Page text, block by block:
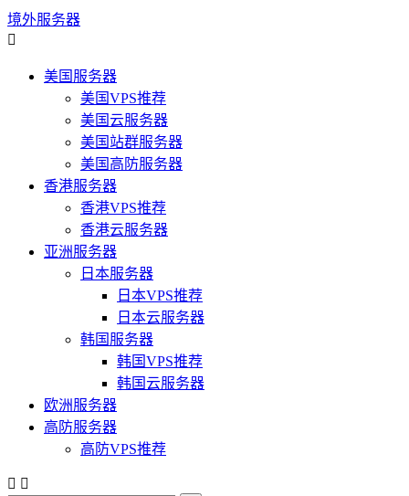
境外服务器

美国服务器
美国VPS推荐
美国云服务器
美国站群服务器
美国高防服务器
香港服务器
香港VPS推荐
香港云服务器
亚洲服务器
日本服务器
日本VPS推荐
日本云服务器
韩国服务器
韩国VPS推荐
韩国云服务器
欧洲服务器
高防服务器
高防VPS推荐
 